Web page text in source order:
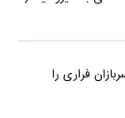
فراری را